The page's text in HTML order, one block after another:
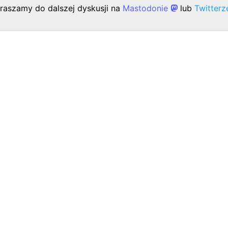
do dalszej dyskusji na Mastodonie lub